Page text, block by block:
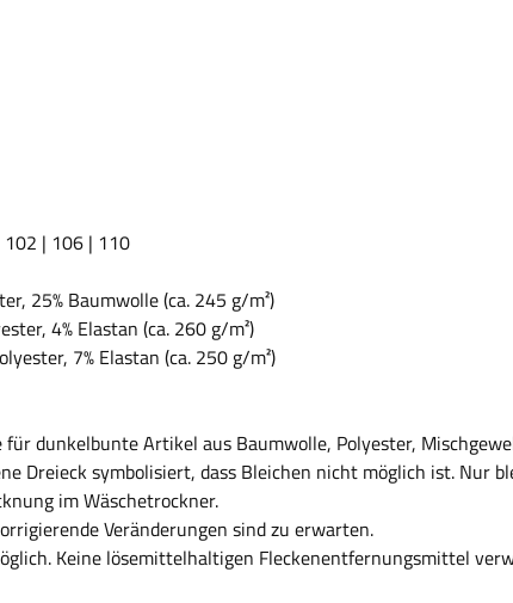
102 | 106 | 110
25% Baumwolle (ca. 245 g/m²)
4% Elastan (ca. 260 g/m²)
7% Elastan (ca. 250 g/m²)
für dunkelbunte Artikel aus Baumwolle, Polyester,
Dreieck symbolisiert, dass Bleichen nicht möglich ist. Nur
im Wäschetrockner.
Veränderungen sind zu erwarten.
Keine lösemittelhaltigen Fleckenentfernungsmittel